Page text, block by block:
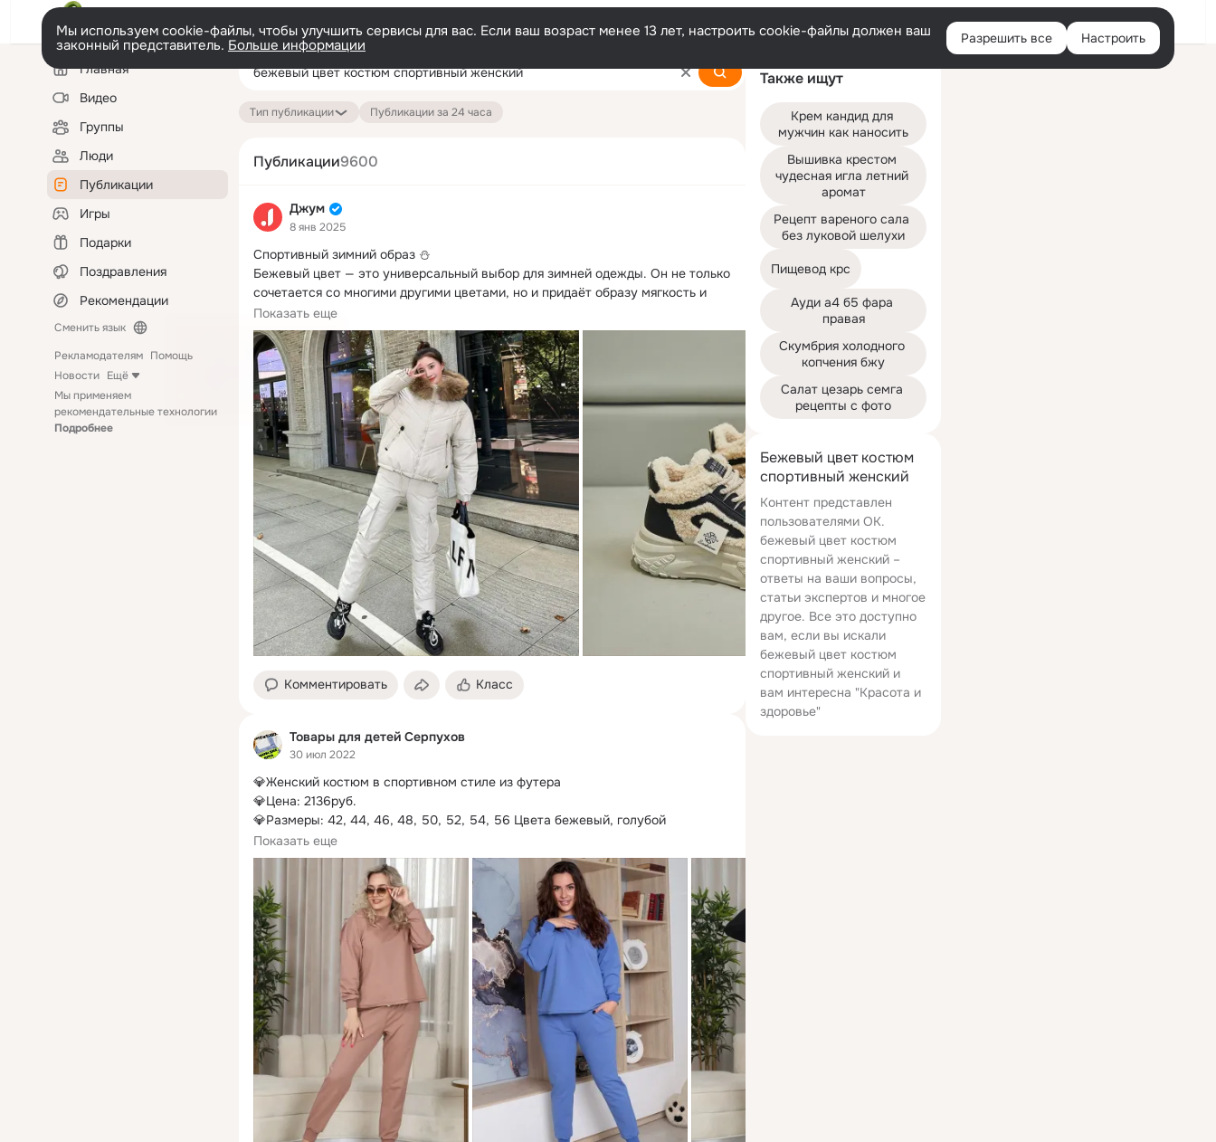
Войти
Мы используем cookie-файлы, чтобы улучшить сервисы для вас. Если ваш возраст менее 13 лет, настроить cookie-файлы должен ваш
законный представитель. Больше информации Разрешить все Настроить
Левая
колонкаГлавная
Видео
Группы
Люди
Публикации
Игры
Подарки
Поздравления
Рекомендации
Сменить язык
Рекламодателям Помощь
Новости Ещё
Мы применяем
рекомендательные технологии
Подробнее
Бежевый цвет костюм
спортивный женский
Контент представлен
пользователями ОК.
бежевый цвет костюм
спортивный женский –
ответы на ваши вопросы,
статьи экспертов и многое
другое. Все это доступно
вам, если вы искали
бежевый цвет костюм
спортивный женский и
вам интересна "Красота и
здоровье"
Также ищут
Крем кандид для
мужчин как наносить
Вышивка крестом
чудесная игла летний
аромат
Рецепт вареного сала
без луковой шелухи
Пищевод крс
Ауди а4 б5 фара
правая
Скумбрия холодного
копчения бжу
Салат цезарь семга
рецепты с фото
Тип публикации
Публикации за 24 часа
Публикации9600
Джум
8 янв 2025
Спортивный зимний образ ⛄️
Бежевый цвет — это универсальный выбор для зимней одежды. Он не только
сочетается со многими другими цветами, но и придаёт образу мягкость и
лёгкость.
Показать еще
Комментировать Класс
Товары для детей Серпухов
30 июл 2022
💎Женский костюм в спортивном стиле из футера
💎Цена: 2136руб.
💎Размеры: 42, 44, 46, 48, 50, 52, 54, 56 Цвета бежевый, голубой
💎Размеры: 46, 50, 52 Цвет черный
Показать еще